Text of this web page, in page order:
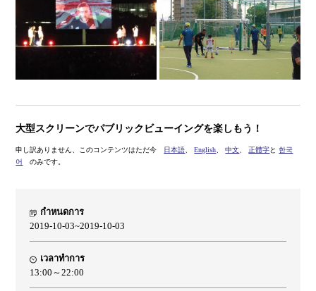
大型スクリーンでパブリックビューイングを楽しもう！
申し訳ありません、このコンテンツはただ今 日本語 、English 、中文 、正體字と한국
어
のみです。
กำหนดการ
2019-10-03~2019-10-03
เวลาทำการ
13:00～22:00